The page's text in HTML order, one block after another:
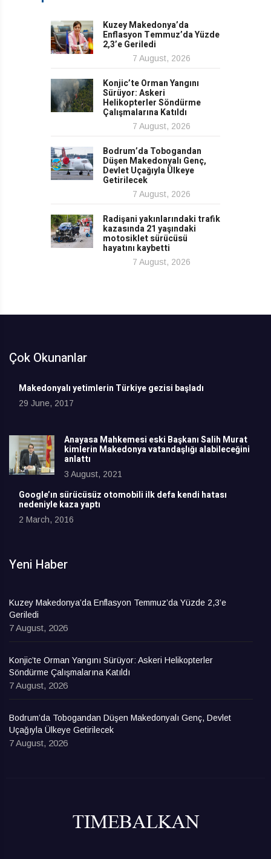
Kuzey Makedonya’da
Enflasyon Temmuz’da Yüzde
2,3’e Geriledi
7 August, 2026
Konjic’te Orman Yangını
Sürüyor: Askeri
Helikopterler Söndürme
Çalışmalarına Katıldı
7 August, 2026
Bodrum’da Tobogandan
Düşen Makedonyalı Genç,
Devlet Uçağıyla Ülkeye
Getirilecek
7 August, 2026
Radişani yakınlarındaki trafik
kazasında 21 yaşındaki
motosiklet sürücüsü
hayatını kaybetti
7 August, 2026
Çok Okunanlar
Makedonyalı yetimlerin Türkiye gezisi başladı
29 June, 2017
Anayasa Mahkemesi eski Başkanı Salih Murat
kimlerin Makedonya vatandaşlığı alabileceğini
anlattı
3 August, 2021
Google’ın sürücüsüz otomobili ilk defa kendi hatası
nedeniyle kaza yaptı
2 March, 2016
Yeni Haber
Kuzey Makedonya’da Enflasyon Temmuz’da Yüzde 2,3’e
Geriledi
7 August, 2026
Konjic’te Orman Yangını Sürüyor: Askeri Helikopterler
Söndürme Çalışmalarına Katıldı
7 August, 2026
Bodrum’da Tobogandan Düşen Makedonyalı Genç, Devlet
Uçağıyla Ülkeye Getirilecek
7 August, 2026